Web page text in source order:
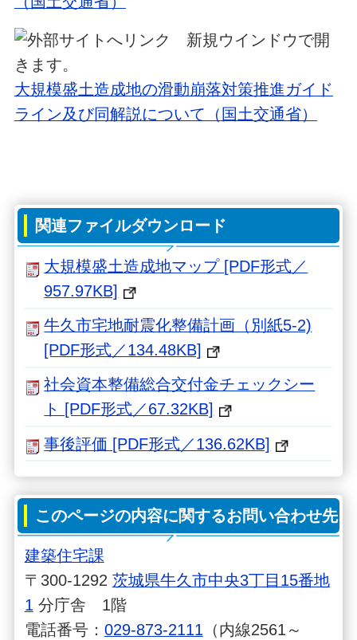
大規模盛土造成地の滑動崩落対策推進ガイド
ライン及び同解説について（国土交通省）
関連ファイルダウンロード
大規模盛土造成地マップ [PDF形式／
957.97KB]
牛久市宅地耐震化整備計画（別紙5-2)
[PDF形式／134.48KB]
社会資本整備総合交付金チェックシー
ト [PDF形式／67.32KB]
事後評価 [PDF形式／136.62KB]
このページの内容に関するお問い合わせ先
建築住宅課
〒300-1292 茨城県牛久市中央3丁目15番地
1 分庁舎 1階
電話番号： 029-873-2111 （内線2561～